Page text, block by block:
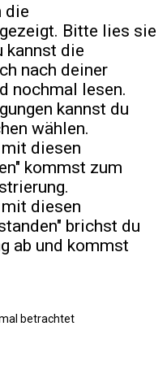
die
Bitte lies sie
kannst die
nach deiner
nochmal lesen.
kannst du
wählen.
diesen
kommst zum
diesen
brichst du
ab und kommst
betrachtet